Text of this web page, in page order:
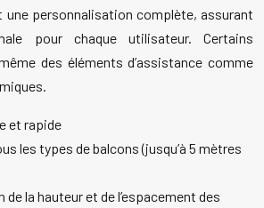
une personnalisation complète, assurant
pour chaque utilisateur. Certains
des éléments d’assistance comme
et rapide
les types de balcons (jusqu’à 5 mètres
la hauteur et de l’espacement des